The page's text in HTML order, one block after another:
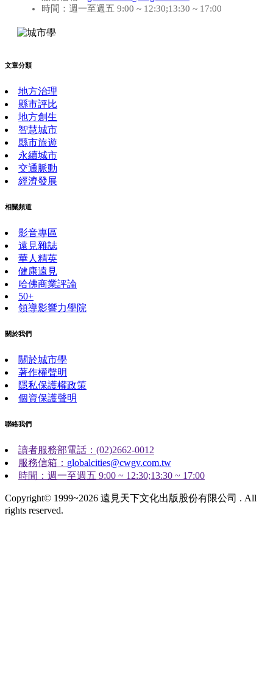
時間：週一至週五 9:00 ~ 12:30;13:30 ~ 17:00
文章分類
地方治理
縣市評比
地方創生
智慧城市
縣市旅遊
永續城市
交通脈動
經濟發展
相關頻道
影音專區
遠見雜誌
華人精英
健康遠見
哈佛商業評論
50+
領導影響力學院
關於我們
關於城市學
著作權聲明
隱私保護權政策
個資保護聲明
聯絡我們
讀者服務部電話：(02)2662-0012
服務信箱： globalcities@cwgv.com.tw
時間：週一至週五 9:00 ~ 12:30;13:30 ~ 17:00
Copyright© 1999~2026 遠見天下文化出版股份有限公司 . All
rights reserved.